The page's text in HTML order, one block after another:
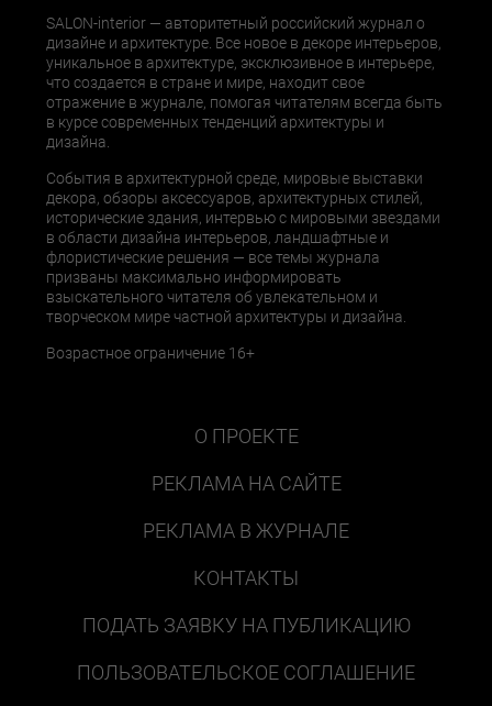
SALON-interior — авторитетный российский журнал о
дизайне и архитектуре. Все новое в декоре интерьеров,
уникальное в архитектуре, эксклюзивное в интерьере,
что создается в стране и мире, находит свое
отражение в журнале, помогая читателям всегда быть
в курсе современных тенденций архитектуры и
дизайна.
События в архитектурной среде, мировые выставки
декора, обзоры аксессуаров, архитектурных стилей,
исторические здания, интервью с мировыми звездами
в области дизайна интерьеров, ландшафтные и
флористические решения — все темы журнала
призваны максимально информировать
взыскательного читателя об увлекательном и
творческом мире частной архитектуры и дизайна.
Возрастное ограничение 16+
О ПРОЕКТЕ
РЕКЛАМА НА САЙТЕ
РЕКЛАМА В ЖУРНАЛЕ
КОНТАКТЫ
ПОДАТЬ ЗАЯВКУ НА ПУБЛИКАЦИЮ
ПОЛЬЗОВАТЕЛЬСКОЕ СОГЛАШЕНИЕ